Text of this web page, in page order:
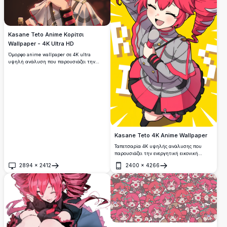
Kasane Teto Anime Κορίτσι
Wallpaper - 4K Ultra HD
Όμορφο anime wallpaper σε 4K ultra
υψηλή ανάλυση που παρουσιάζει την
2894 × 2412
Άνοιγμα
Kasane Teto 4K Anime Wallpaper
Ταπετσαρία 4K υψηλής ανάλυσης που
παρουσιάζει την ενεργητική εικονική
χαρακτηριστικό της ντύσιμο. Αυτό το
ζωντανό anime έργο τέχνης παρουσιάζει
δυναμικές πόζες με λεπτομερή σχεδίαση
χαρακτήρα σε ένα φωτεινό κίτρινο φόντο,
τέλειο για τους λάτρεις του anime.
2400 × 4266
Άνοιγμα